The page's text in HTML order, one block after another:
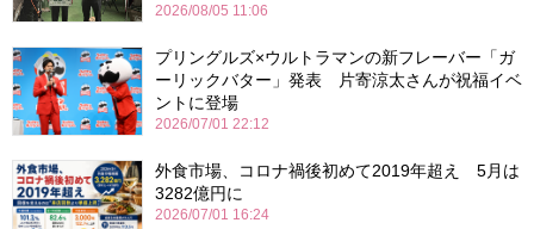
2026/08/05 11:06
プリングルズ×ウルトラマンの新フレーバー「ガ
ーリックバター」発表 片寄涼太さんが祝福イベ
ントに登場
2026/07/01 22:12
外食市場、コロナ禍後初めて2019年超え 5月は
3282億円に
2026/07/01 16:24